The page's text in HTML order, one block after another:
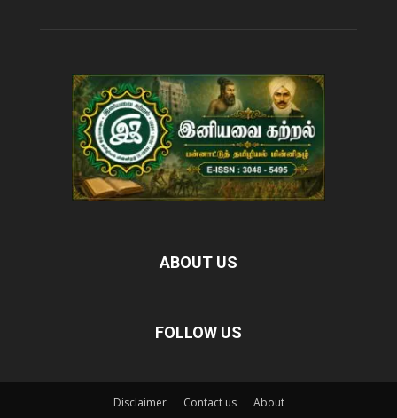
ABOUT US
FOLLOW US
Disclaimer Contact us About